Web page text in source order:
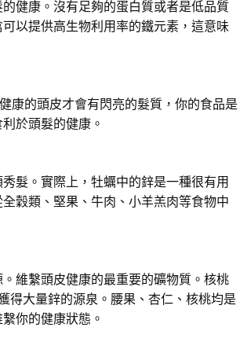
健康。沒有足夠的蛋白質或者是低品質
以提供高生物利用率的鐵元素，這意味
康的頭皮才會有閃亮的髮質，你的食品是
於頭髮的健康。
髮。實際上，牡蠣中的鋅是一種很有用
穀類、堅果、牛肉、小羊羔肉等食物中
維繫頭皮健康的最重要的礦物質。核桃
得大量鋅的源泉。腰果、杏仁、核桃均是
你的健康狀態。